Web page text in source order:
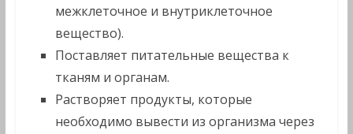
межклеточное и внутриклеточное
вещество).
Поставляет питательные вещества к
тканям и органам.
Растворяет продукты, которые
необходимо вывести из организма через